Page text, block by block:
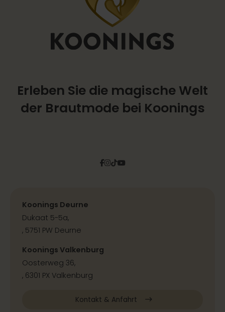
Erleben Sie die magische Welt
der Brautmode bei Koonings
Facebook
Instagram
TiktokPinterest
YouTube
Koonings Deurne
Dukaat 5-5a,
, 5751 PW Deurne
Koonings Valkenburg
Oosterweg 36,
, 6301 PX Valkenburg
Kontakt & Anfahrt